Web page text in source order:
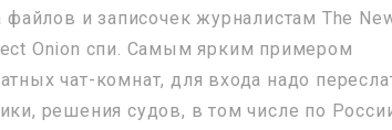
и записочек журналистам The
Onion спи. Самым ярким примером
чат-комнат, для входа надо
решения судов, в том числе по